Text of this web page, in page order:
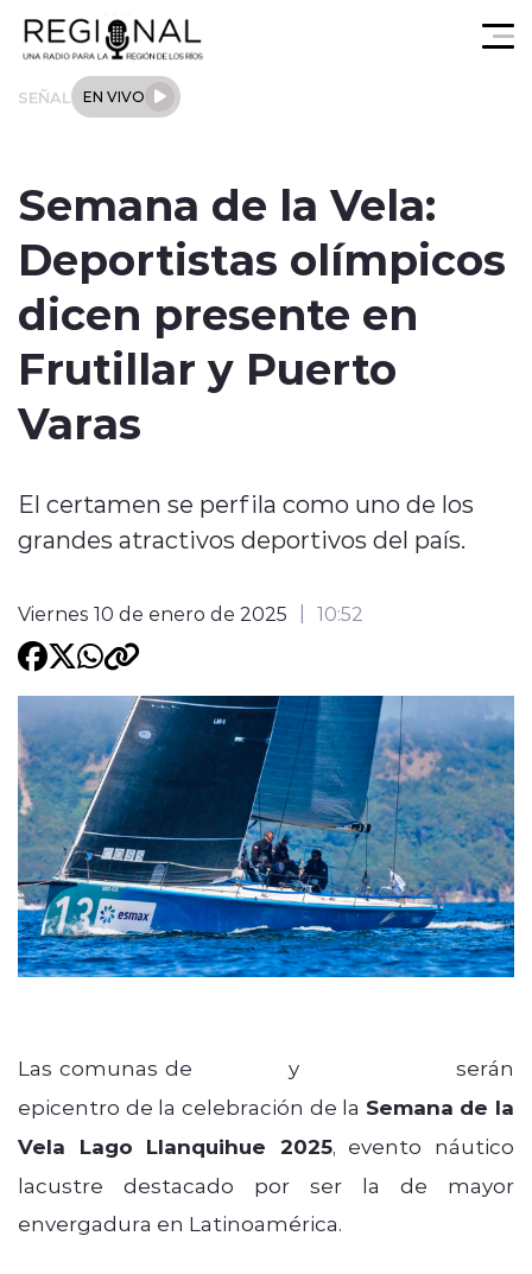
SEÑAL EN VIVO
Regional
Tendencias
Entrevistas
modo claro
Semana de la Vela:
Deportistas olímpicos
dicen presente en
Frutillar y Puerto
Varas
El certamen se perfila como uno de los
grandes atractivos deportivos del país.
Viernes 10 de enero de 2025 10:52
Las comunas de y
serán
epicentro de la celebración de la Semana de la
Vela Lago Llanquihue 2025, evento náutico
lacustre destacado por ser la de mayor
envergadura en Latinoamérica.